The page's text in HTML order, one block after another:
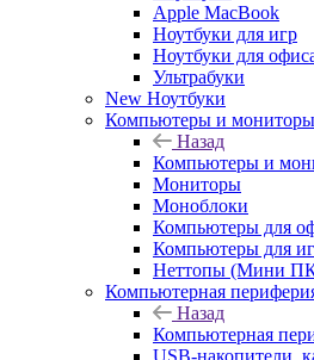
Apple MacBook
Ноутбуки для игр
Ноутбуки для
Ультрабуки
New Ноутбуки
Компьютеры и мониторы
Назад
Компьютеры и
Мониторы
Моноблоки
Компьютеры для
Компьютеры для
Неттопы (Мини
Компьютерная
Назад
Компьютерная
USB-накопители,